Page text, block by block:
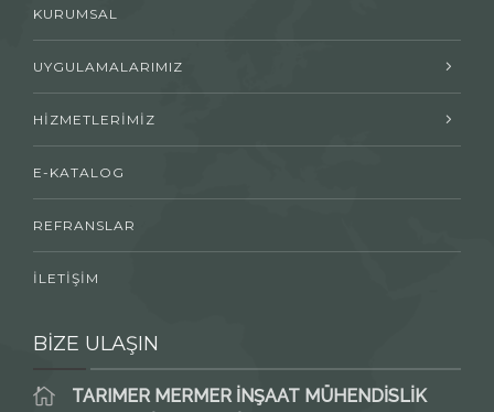
KURUMSAL
UYGULAMALARIMIZ
HİZMETLERİMİZ
E-KATALOG
REFRANSLAR
İLETİŞİM
BİZE ULAŞIN
TARIMER MERMER İNŞAAT MÜHENDİSLİK